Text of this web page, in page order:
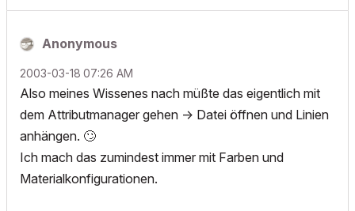
Anonymous
‎2003-03-18 07:26 AM
Also meines Wissenes nach müßte das eigentlich mit
dem Attributmanager gehen -> Datei öffnen und Linien
anhängen. 🙄
Ich mach das zumindest immer mit Farben und
Materialkonfigurationen.